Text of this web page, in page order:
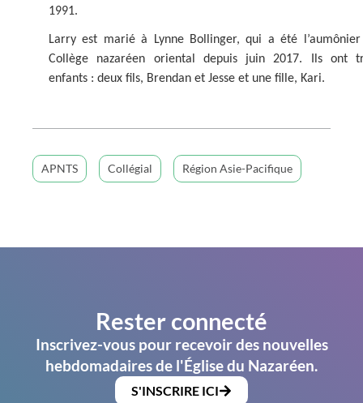
1991.
Larry est marié à Lynne Bollinger, qui a été
Collège nazaréen oriental depuis juin 2017. Ils ont
enfants : deux fils, Brendan et Jesse et une fille, Kari.
APNTS Collégial Région Asie-Pacifique
Rester connecté
Inscrivez-vous pour recevoir des nouvelles
hebdomadaires de l'Église du Nazaréen.
S'INSCRIRE ICI